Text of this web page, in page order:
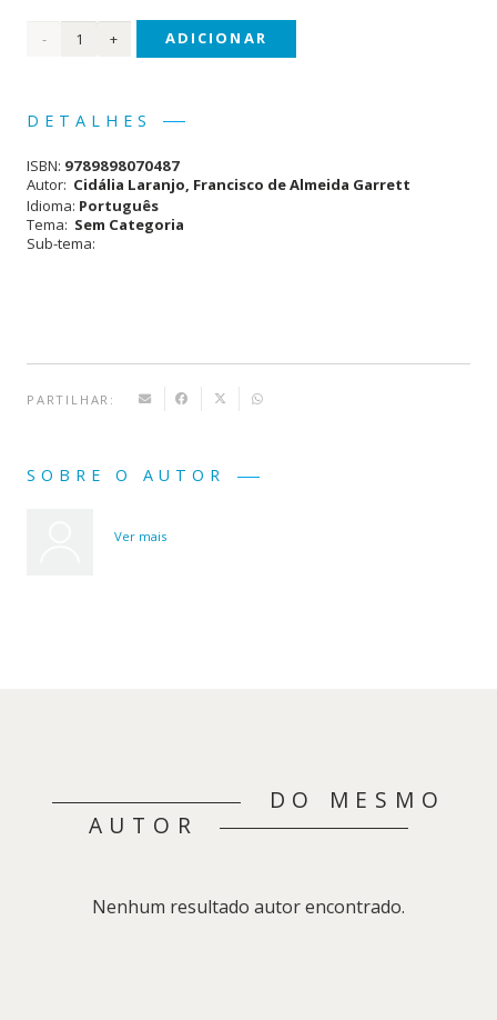
preço
original
9,99 €.
preço
atual
Quantidade
Mães
ADICIONAR
DETALHES
ISBN: 9789898070487
Autor: Cidália Laranjo, Francisco de Almeida Garrett
Idioma: Português
Tema: Sem Categoria
Sub-tema:
PARTILHAR:
SOBRE O AUTOR
Ver mais
DO MESMO
AUTOR
Nenhum resultado autor encontrado.